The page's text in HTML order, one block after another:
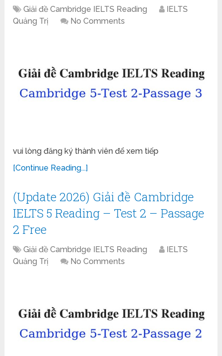
Giải đề Cambridge IELTS Reading
IELTS
Quảng Trị
No Comments
vui lòng đăng ký thành viên để xem tiếp
[Continue Reading...]
(Update 2026) Giải đề Cambridge
IELTS 5 Reading – Test 2 – Passage
2 Free
Giải đề Cambridge IELTS Reading
IELTS
Quảng Trị
No Comments